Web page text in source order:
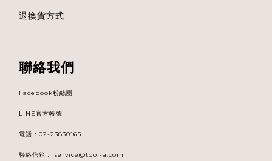
退換貨方式
聯絡我們
Facebook粉絲團
LINE官方帳號
電話 ： 02-23830165
聯絡信箱： service@tool-a.com